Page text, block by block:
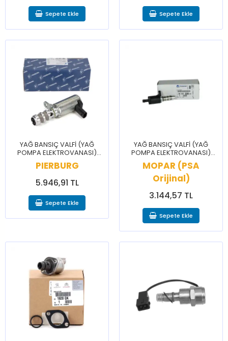
Sepete Ekle Sepete Ekle
YAĞ BANSIÇ VALFİ (YAĞ
POMPA ELEKTROVANASI)
9675081780 / C3 C4 CELYSEE
DS3 2008 208 3008 301 308
5008
PIERBURG
5.946,91 TL
Sepete Ekle
YAĞ BANSIÇ VALFİ (YAĞ
POMPA ELEKTROVANASI)
9812046280 / C3 AİRCROSS
CELYSEE 2008 208 301
MOPAR (PSA
Orijinal)
3.144,57 TL
Sepete Ekle